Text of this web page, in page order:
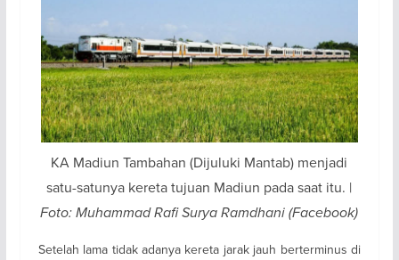
KA Madiun Tambahan (Dijuluki Mantab) menjadi
satu-satunya kereta tujuan Madiun pada saat itu. |
Foto: Muhammad Rafi Surya Ramdhani (Facebook)
Setelah lama tidak adanya kereta jarak jauh berterminus di